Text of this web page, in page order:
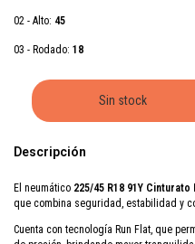
02 - Alto: 45
03 - Rodado: 18
Descripción
El neumático 225/45 R18 91Y Cinturato
que combina seguridad, estabilidad y
Cuenta con tecnología Run Flat, que